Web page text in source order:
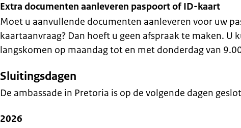
Extra documenten aanleveren paspoort of ID-kaart
Moet u aanvullende documenten aanleveren voor uw
kaartaanvraag? Dan hoeft u geen afspraak te maken. U
langskomen op maandag tot en met donderdag van
Sluitingsdagen
De ambassade in Pretoria is op de volgende dagen
2026